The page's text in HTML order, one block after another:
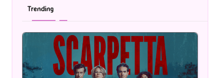
Trending